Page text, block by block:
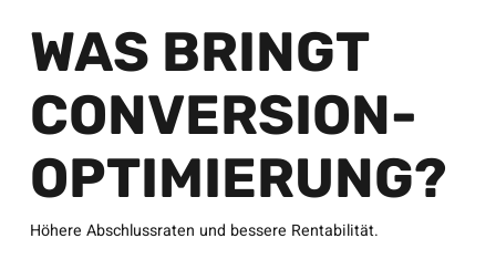
WAS BRINGT
CONVERSION-
OPTIMIERUNG?
Höhere Abschlussraten und bessere Rentabilität.